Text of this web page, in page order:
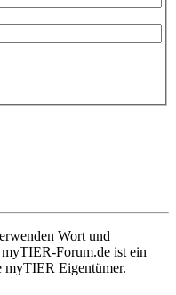
Wort und
myTIER-Forum.de ist ein
Eigentümer.